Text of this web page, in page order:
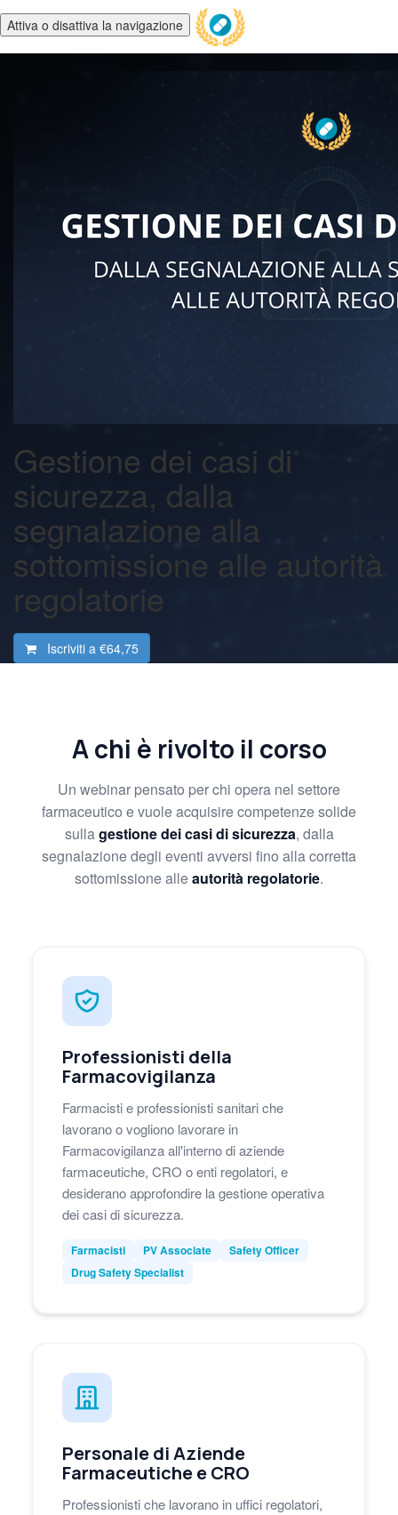
Attiva o disattiva la navigazione
Gestione dei casi di
sicurezza, dalla
segnalazione alla
sottomissione alle autorità
regolatorie
Iscriviti a €64,75
A chi è rivolto il corso
Un webinar pensato per chi opera nel settore
farmaceutico e vuole acquisire competenze solide
sullagestione dei casi di sicurezza, dalla
segnalazione degli eventi avversi fino alla corretta
sottomissione alleautorità regolatorie.
Professionisti della
Farmacovigilanza
Farmacisti e professionisti sanitari che
lavorano o vogliono lavorare in
Farmacovigilanza all'interno di aziende
farmaceutiche, CRO o enti regolatori, e
desiderano approfondire la gestione operativa
dei casi di sicurezza.
Farmacisti PV Associate
Safety Officer
Drug Safety Specialist
Personale di Aziende
Farmaceutiche e CRO
Professionisti che lavorano in uffici regolatori,